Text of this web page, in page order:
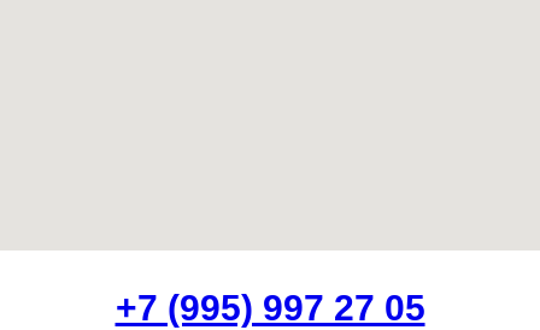
+7 (995) 997 27 05